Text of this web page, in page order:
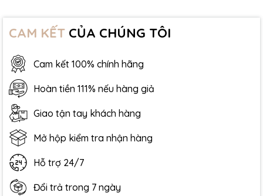
CAM KẾT CỦA CHÚNG TÔI
Cam kết 100% chính hãng
Hoàn tiền 111% nếu hàng giả
Giao tận tay khách hàng
Mở hộp kiểm tra nhận hàng
Hỗ trợ 24/7
Đổi trả trong 7 ngày